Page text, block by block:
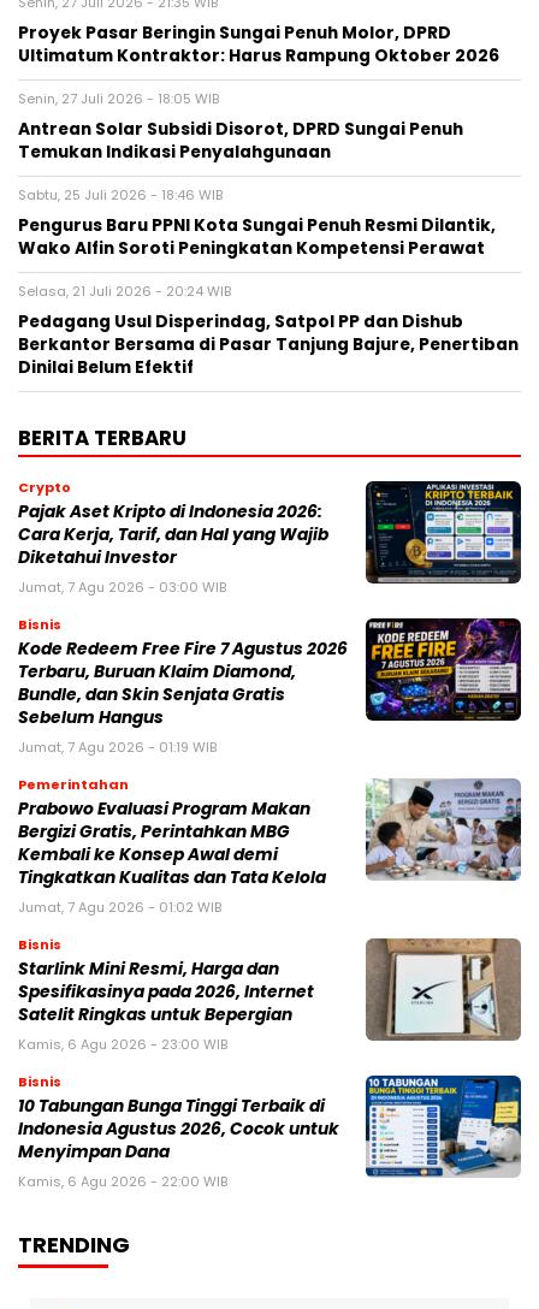
Proyek Pasar Beringin Sungai Penuh Molor, DPRD
Ultimatum Kontraktor: Harus Rampung Oktober 2026
Senin, 27 Juli 2026 - 18:05 WIB
Antrean Solar Subsidi Disorot, DPRD Sungai Penuh
Temukan Indikasi Penyalahgunaan
Sabtu, 25 Juli 2026 - 18:46 WIB
Pengurus Baru PPNI Kota Sungai Penuh Resmi Dilantik,
Wako Alfin Soroti Peningkatan Kompetensi Perawat
Selasa, 21 Juli 2026 - 20:24 WIB
Pedagang Usul Disperindag, Satpol PP dan Dishub
Berkantor Bersama di Pasar Tanjung Bajure, Penertiban
Dinilai Belum Efektif
BERITA TERBARU
Crypto
Pajak Aset Kripto di Indonesia 2026:
Cara Kerja, Tarif, dan Hal yang Wajib
Diketahui Investor
Jumat, 7 Agu 2026 - 03:00 WIB
Bisnis
Kode Redeem Free Fire 7 Agustus 2026
Terbaru, Buruan Klaim Diamond,
Bundle, dan Skin Senjata Gratis
Sebelum Hangus
Jumat, 7 Agu 2026 - 01:19 WIB
Pemerintahan
Prabowo Evaluasi Program Makan
Bergizi Gratis, Perintahkan MBG
Kembali ke Konsep Awal demi
Tingkatkan Kualitas dan Tata Kelola
Jumat, 7 Agu 2026 - 01:02 WIB
Bisnis
Starlink Mini Resmi, Harga dan
Spesifikasinya pada 2026, Internet
Satelit Ringkas untuk Bepergian
Kamis, 6 Agu 2026 - 23:00 WIB
Bisnis
10 Tabungan Bunga Tinggi Terbaik di
Indonesia Agustus 2026, Cocok untuk
Menyimpan Dana
Kamis, 6 Agu 2026 - 22:00 WIB
TRENDING